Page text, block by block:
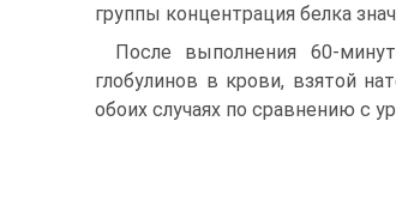
группы концент­рация белка
После выполнения 60-
глобулинов в крови, взятой
обоих случаях по сравнению с